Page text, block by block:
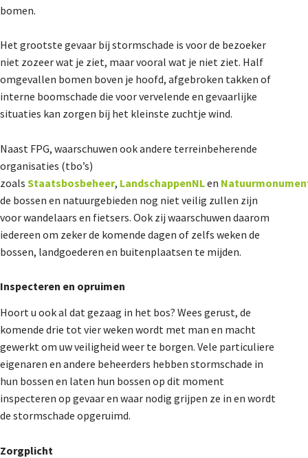
bomen.
Het grootste gevaar bij stormschade is voor de bezoeker
niet zozeer wat je ziet, maar vooral wat je niet ziet. Half
omgevallen bomen boven je hoofd, afgebroken takken of
interne boomschade die voor vervelende en gevaarlijke
situaties kan zorgen bij het kleinste zuchtje wind.
Naast FPG, waarschuwen ook andere terreinbeherende
organisaties (tbo’s)
zoals Staatsbosbeheer, LandschappenNLen
de bossen en natuurgebieden nog niet veilig zullen zijn
voor wandelaars en fietsers. Ook zij waarschuwen daarom
iedereen om zeker de komende dagen of zelfs weken de
bossen, landgoederen en buitenplaatsen te mijden.
Inspecteren en opruimen
Hoort u ook al dat gezaag in het bos? Wees gerust, de
komende drie tot vier weken wordt met man en macht
gewerkt om uw veiligheid weer te borgen. Vele particuliere
eigenaren en andere beheerders hebben stormschade in
hun bossen en laten hun bossen op dit moment
inspecteren op gevaar en waar nodig grijpen ze in en wordt
de stormschade opgeruimd.
Zorgplicht